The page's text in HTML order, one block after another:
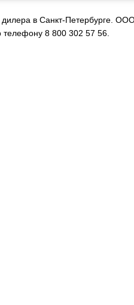
дилера в Санкт-Петербурге.
телефону 8 800 302 57 56.